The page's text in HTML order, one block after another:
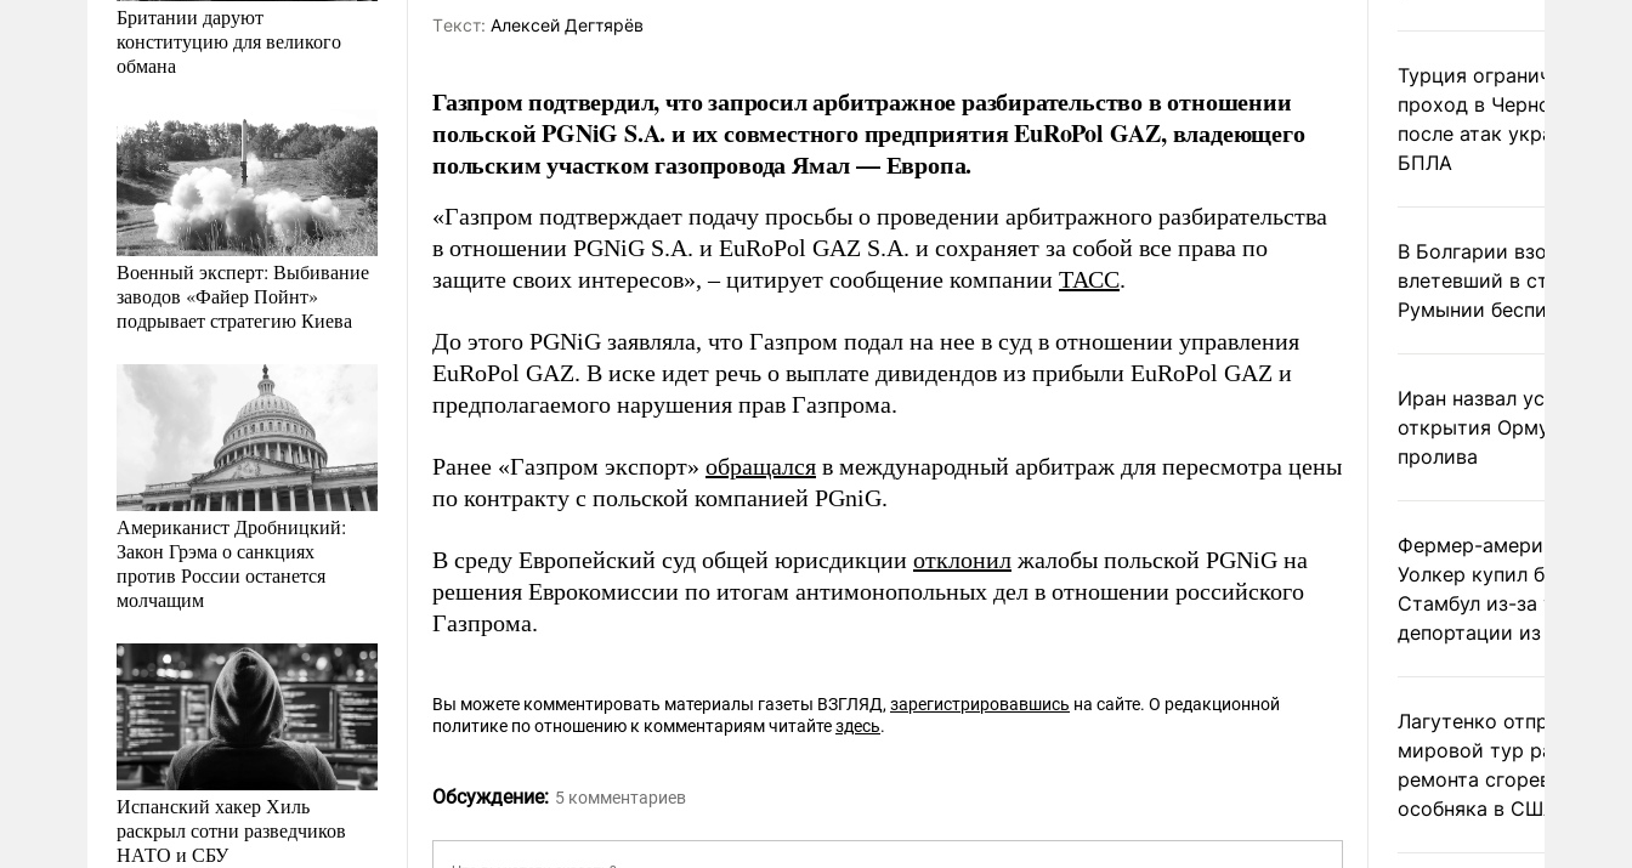
Британии даруют
конституцию для великого
обмана
Военный эксперт: Выбивание
заводов «Файер Пойнт»
подрывает стратегию Киева
Американист Дробницкий:
Закон Грэма о санкциях
против России останется
молчащим
Испанский хакер Хиль
раскрыл сотни разведчиков
НАТО и СБУ
Tекст: Алексей Дегтярёв
Газпром подтвердил, что запросил арбитражное разбирательство в отношении
польской PGNiG S.A. и их совместного предприятия EuRoPol GAZ, владеющего
польским участком газопровода Ямал — Европа.
«Газпром подтверждает подачу просьбы о проведении арбитражного разбирательства
в отношении PGNiG S.A. и EuRoPol GAZ S.A. и сохраняет за собой все права по
защите своих интересов», – цитирует сообщение компании ТАСС.
До этого PGNiG заявляла, что Газпром подал на нее в суд в отношении управления
EuRoPol GAZ. В иске идет речь о выплате дивидендов из прибыли EuRoPol GAZ и
предполагаемого нарушения прав Газпрома.
Ранее «Газпром экспорт» обращался в международный арбитраж для пересмотра цены
по контракту с польской компанией PGniG.
В среду Европейский суд общей юрисдикции отклонил жалобы польской PGNiG на
решения Еврокомиссии по итогам антимонопольных дел в отношении российского
Газпрома.
Вы можете комментировать материалы газеты ВЗГЛЯД, зарегистрировавшись на сайте. О редакционной
политике по отношению к комментариям читайтездесь.
Обсуждение: 5 комментариев
Турция ограничила
проход в Черное море
после атак украинских
БПЛА
В Болгарии взорвался
влетевший в страну из
Румынии беспилотник
Иран назвал условие
открытия Ормузского
пролива
Фермер-американец
Уолкер купил билет в
Стамбул из-за угрозы
депортации из России
Лагутенко отправился в
мировой тур ради
ремонта сгоревшего
особняка в США